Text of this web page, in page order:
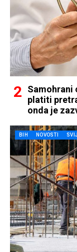
Samohrani
platiti
onda je
BIH NOVOSTI